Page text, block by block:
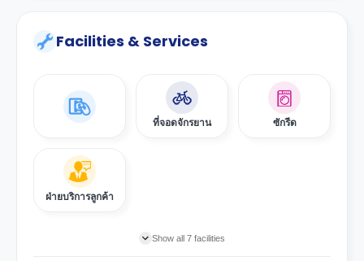
Facilities & Services
ที่จอดจักรยาน ซักรีด
ฝ่ายบริการลูกค้า
Show all 7 facilities